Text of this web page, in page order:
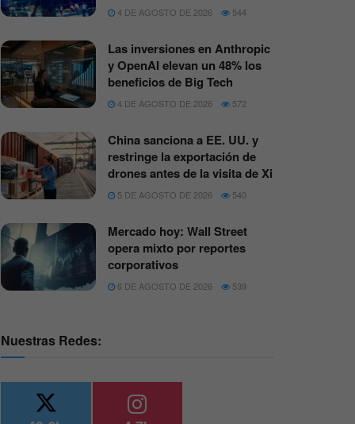
4 DE AGOSTO DE 2026 544
Las inversiones en Anthropic
y OpenAI elevan un 48% los
beneficios de Big Tech
4 DE AGOSTO DE 2026 572
China sanciona a EE. UU. y
restringe la exportación de
drones antes de la visita de Xi
5 DE AGOSTO DE 2026 540
Mercado hoy: Wall Street
opera mixto por reportes
corporativos
6 DE AGOSTO DE 2026 539
Nuestras Redes: